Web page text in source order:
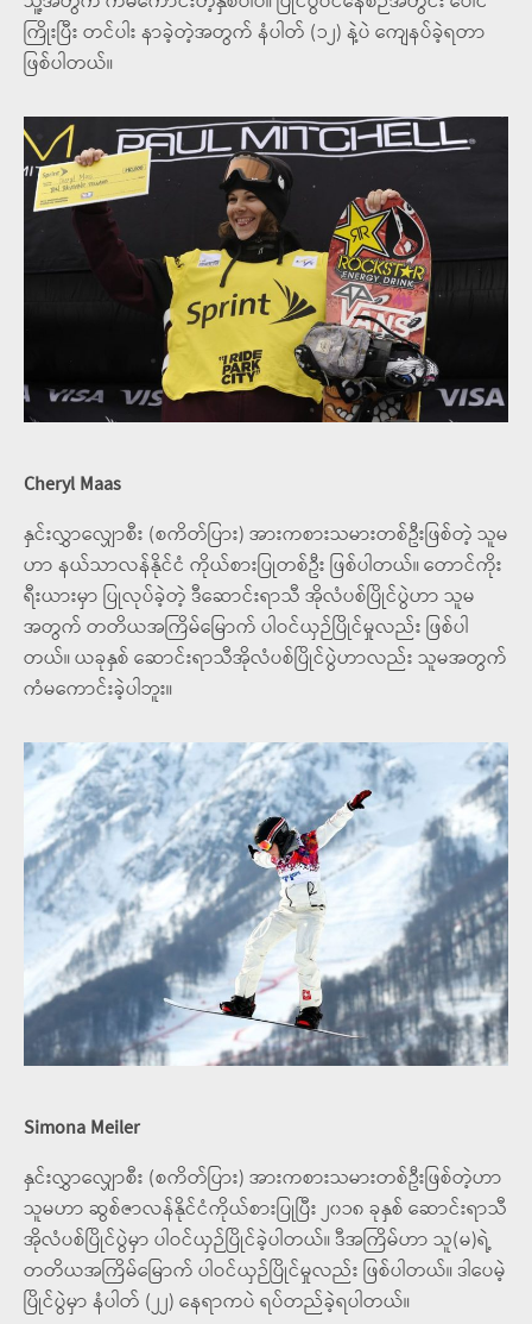
ကြိုးပြီး တင်ပါး နာခဲ့တဲ့အတွက် နံပါတ် (၁၂) နဲ့ပဲ ကျေနပ်ခဲ့ရတာ
ဖြစ်ပါတယ်။
Cheryl Maas
နှင်းလွှာလျှောစီး (စကိတ်ပြား) အားကစားသမားတစ်ဦးဖြစ်တဲ့ သူမ
ဟာ နယ်သာလန်နိုင်ငံ ကိုယ်စားပြုတစ်ဦး ဖြစ်ပါတယ်။ တောင်ကိုး
ရီးယားမှာ ပြုလုပ်ခဲ့တဲ့ ဒီဆောင်းရာသီ အိုလံပစ်ပြိုင်ပွဲဟာ သူမ
အတွက် တတိယအကြိမ်မြောက် ပါဝင်ယှဉ်ပြိုင်မှုလည်း ဖြစ်ပါ
တယ်။ ယခုနှစ် ဆောင်းရာသီအိုလံပစ်ပြိုင်ပွဲဟာလည်း သူမအတွက်
ကံမကောင်းခဲ့ပါဘူး။
Simona Meiler
နှင်းလွှာလျှောစီး (စကိတ်ပြား) အားကစားသမားတစ်ဦးဖြစ်တဲ့ဟာ
သူမဟာ ဆွစ်ဇာလန်နိုင်ငံကိုယ်စားပြုပြီး ၂၀၁၈ ခုနှစ် ဆောင်းရာသီ
အိုလံပစ်ပြိုင်ပွဲမှာ ပါဝင်ယှဉ်ပြိုင်ခဲ့ပါတယ်။ ဒီအကြိမ်ဟာ သူ(မ)ရဲ့
တတိယအကြိမ်မြောက် ပါဝင်ယှဉ်ပြိုင်မှုလည်း ဖြစ်ပါတယ်။ ဒါပေမဲ့
ပြိုင်ပွဲမှာ နံပါတ် (၂၂) နေရာကပဲ ရပ်တည်ခဲ့ရပါတယ်။